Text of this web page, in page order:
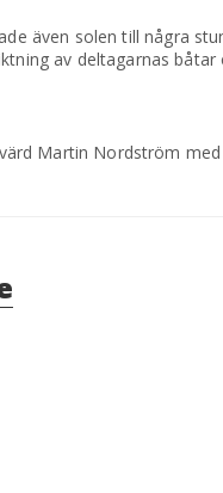
även solen till några
av deltagarnas
Martin Nordström